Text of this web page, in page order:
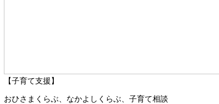
【子育て支援】
おひさまくらぶ、なかよしくらぶ、子育て相談